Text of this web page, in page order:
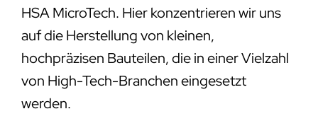
HSA MicroTech. Hier konzentrieren wir uns
auf die Herstellung von kleinen,
hochpräzisen Bauteilen, die in einer Vielzahl
von High-Tech-Branchen eingesetzt
werden.